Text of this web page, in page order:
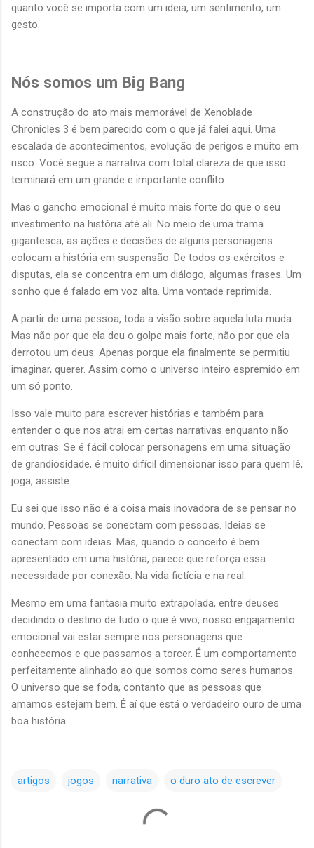
quanto você se importa com um ideia, um sentimento, um
gesto.
Nós somos um Big Bang
A construção do ato mais memorável de Xenoblade
Chronicles 3 é bem parecido com o que já falei aqui. Uma
escalada de acontecimentos, evolução de perigos e muito em
risco. Você segue a narrativa com total clareza de que isso
terminará em um grande e importante conflito.
Mas o gancho emocional é muito mais forte do que o seu
investimento na história até ali. No meio de uma trama
gigantesca, as ações e decisões de alguns personagens
colocam a história em suspensão. De todos os exércitos e
disputas, ela se concentra em um diálogo, algumas frases. Um
sonho que é falado em voz alta. Uma vontade reprimida.
A partir de uma pessoa, toda a visão sobre aquela luta muda.
Mas não por que ela deu o golpe mais forte, não por que ela
derrotou um deus. Apenas porque ela finalmente se permitiu
imaginar, querer. Assim como o universo inteiro espremido em
um só ponto.
Isso vale muito para escrever histórias e também para
entender o que nos atrai em certas narrativas enquanto não
em outras. Se é fácil colocar personagens em uma situação
de grandiosidade, é muito difícil dimensionar isso para quem lê,
joga, assiste.
Eu sei que isso não é a coisa mais inovadora de se pensar no
mundo. Pessoas se conectam com pessoas. Ideias se
conectam com ideias. Mas, quando o conceito é bem
apresentado em uma história, parece que reforça essa
necessidade por conexão. Na vida fictícia e na real.
Mesmo em uma fantasia muito extrapolada, entre deuses
decidindo o destino de tudo o que é vivo, nosso engajamento
emocional vai estar sempre nos personagens que
conhecemos e que passamos a torcer. É um comportamento
perfeitamente alinhado ao que somos como seres humanos.
O universo que se foda, contanto que as pessoas que
amamos estejam bem. É aí que está o verdadeiro ouro de uma
boa história.
artigos jogos narrativa o duro ato de escrever